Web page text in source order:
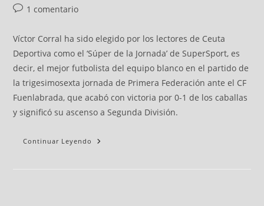
1 comentario
Víctor Corral ha sido elegido por los lectores de Ceuta
Deportiva como el ‘Súper de la Jornada’ de SuperSport, es
decir, el mejor futbolista del equipo blanco en el partido de
la trigesimosexta jornada de Primera Federación ante el CF
Fuenlabrada, que acabó con victoria por 0-1 de los caballas
y significó su ascenso a Segunda División.
Continuar Leyendo